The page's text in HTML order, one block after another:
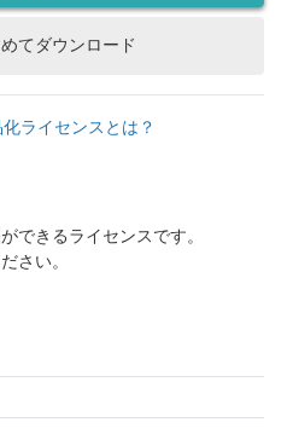
てダウンロード
ライセンスとは？
できるライセンスです。
さい。